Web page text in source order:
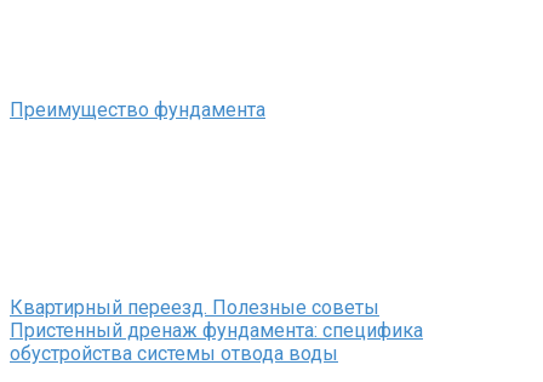
Преимущество фундамента
Квартирный переезд. Полезные советы
Пристенный дренаж фундамента: специфика
обустройства системы отвода воды